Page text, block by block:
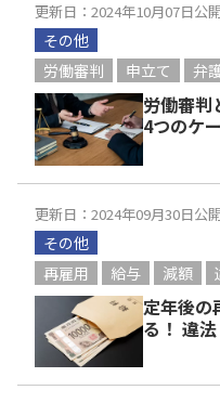
更新日：2024年10月07日公
その他
労働審判
申立て 弁
労働審判
4つのケ
更新日：2024年09月30日公
その他
再雇用
給与 減額
定年後の
る！ 違